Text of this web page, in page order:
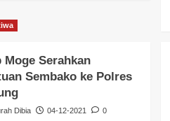
Moge Serahkan
Sembako ke Polres
Dibia 04-12-2021 0